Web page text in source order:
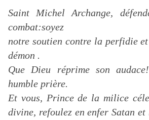
Saint Michel Archange,
combat:soyez
notre soutien contre la perfidie et
démon .
Que Dieu réprime son
humble prière.
Et vous, Prince de la milice
divine, refoulez en enfer Satan et